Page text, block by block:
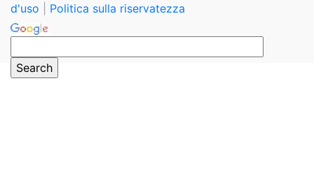
d'uso
Politica sulla riservatezza